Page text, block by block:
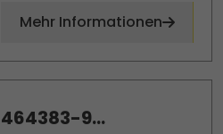
Mehr Informationen
464383-9...